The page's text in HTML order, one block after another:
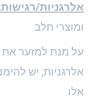
אלרגניות/
ומוצרי חלב
על מנת למזער את
אלרגניות, יש
אלו.